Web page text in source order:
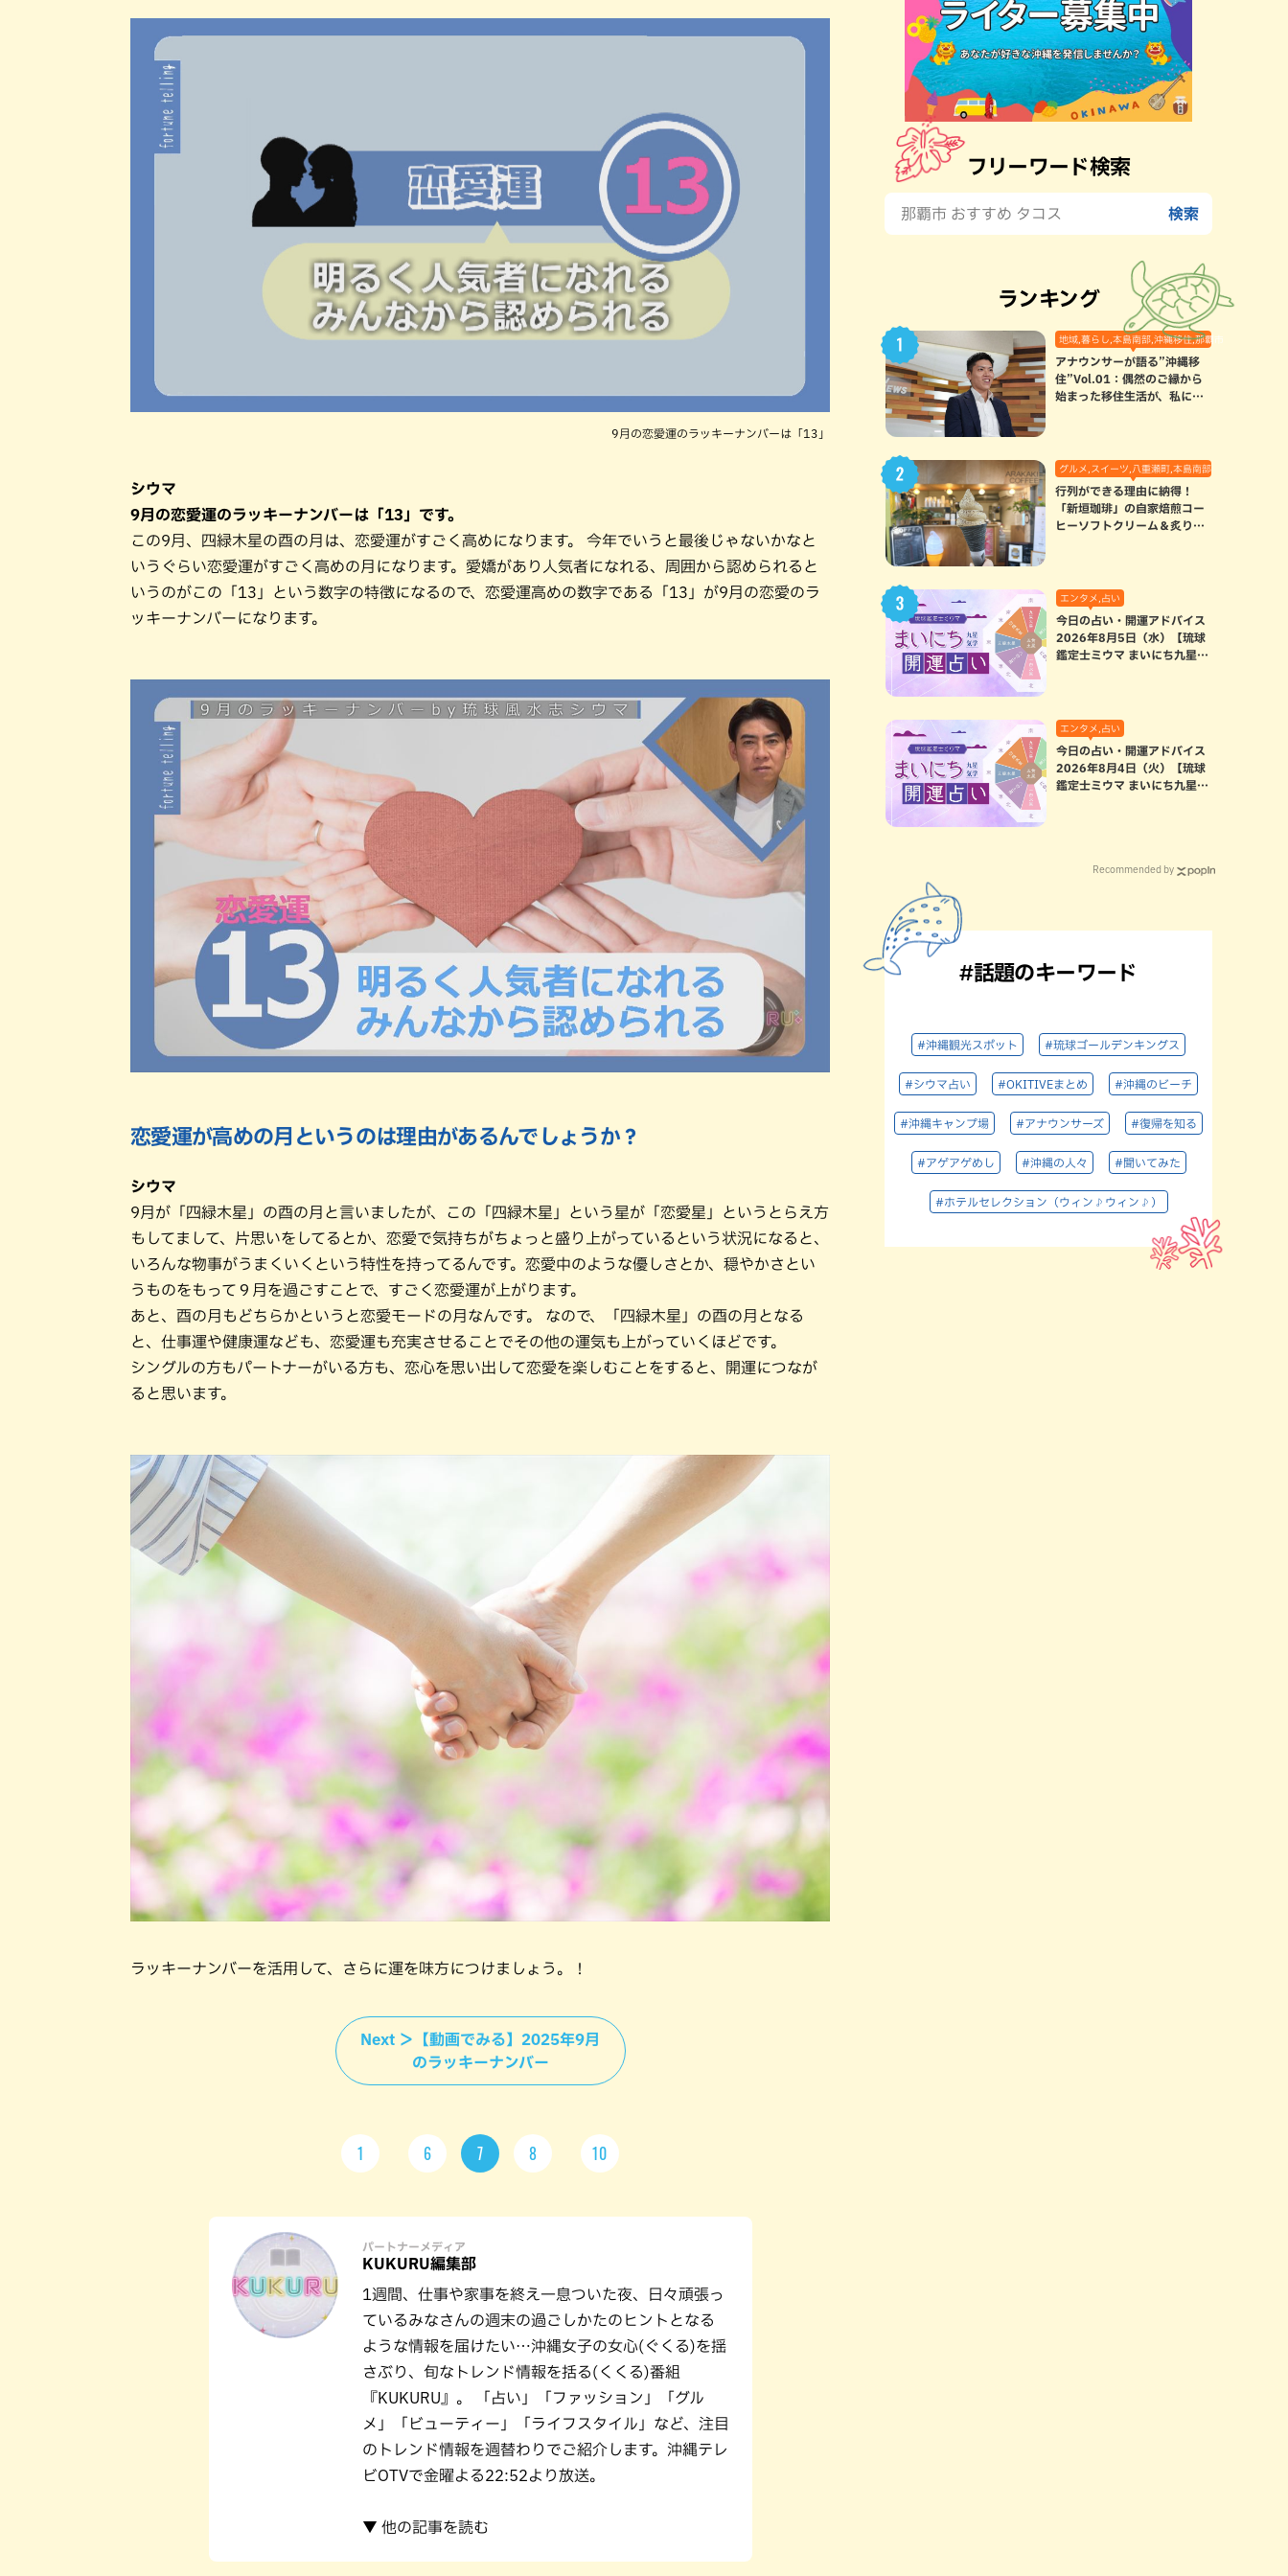
9月の恋愛運のラッキーナンバーは「13」
シウマ
9月の恋愛運のラッキーナンバーは「13」です。
この9月、四緑木星の酉の月は、恋愛運がすごく高めになります。 今年でいうと最後じゃないかなと
いうぐらい恋愛運がすごく高めの月になります。愛嬌があり人気者になれる、周囲から認められると
いうのがこの「13」という数字の特徴になるので、恋愛運高めの数字である「13」が9月の恋愛のラ
ッキーナンバーになります。
恋愛運が高めの月というのは理由があるんでしょうか？
シウマ
9月が「四緑木星」の酉の月と言いましたが、この「四緑木星」という星が「恋愛星」というとらえ方
もしてまして、片思いをしてるとか、恋愛で気持ちがちょっと盛り上がっているという状況になると、
いろんな物事がうまくいくという特性を持ってるんです。恋愛中のような優しさとか、穏やかさとい
うものをもって９月を過ごすことで、すごく恋愛運が上がります。
あと、酉の月もどちらかというと恋愛モードの月なんです。 なので、「四緑木星」の酉の月となる
と、仕事運や健康運なども、恋愛運も充実させることでその他の運気も上がっていくほどです。
シングルの方もパートナーがいる方も、恋心を思い出して恋愛を楽しむことをすると、開運につなが
ると思います。
ラッキーナンバーを活用して、さらに運を味方につけましょう。！
Next ＞【動画でみる】2025年9月
のラッキーナンバー
1 6 7 8 10
パートナーメディア
KUKURU編集部
1週間、仕事や家事を終え一息ついた夜、日々頑張っ
ているみなさんの週末の過ごしかたのヒントとなる
ような情報を届けたい…沖縄女子の女心(ぐくる)を揺
さぶり、旬なトレンド情報を括る(くくる)番組
『KUKURU』。 「占い」「ファッション」「グル
メ」「ビューティー」「ライフスタイル」など、注目
のトレンド情報を週替わりでご紹介します。沖縄テレ
ビOTVで金曜よる22:52より放送。
▼ 他の記事を読む
フリーワード検索
ランキング
地域,暮らし,本島南部,沖縄移住,那覇市
アナウンサーが語る”沖縄移
住”Vol.01：偶然のご縁から
始まった移住生活が、私にと
グルメ,スイーツ,八重瀬町,本島南部
行列ができる理由に納得！
「新垣珈琲」の自家焙煎コー
ヒーソフトクリーム＆炙りマ
エンタメ,占い
今日の占い・開運アドバイス
2026年8月5日（水）【琉球
鑑定士ミウマ まいにち九星気
エンタメ,占い
今日の占い・開運アドバイス
2026年8月4日（火）【琉球
鑑定士ミウマ まいにち九星気
Recommended by
#話題のキーワード
#沖縄観光スポット #琉球ゴールデンキングス
#シウマ占い #OKITIVEまとめ #沖縄のビーチ
#沖縄キャンプ場 #アナウンサーズ #復帰を知る
#アゲアゲめし #沖縄の人々 #聞いてみた
#ホテルセレクション（ウィン♪ウィン♪）